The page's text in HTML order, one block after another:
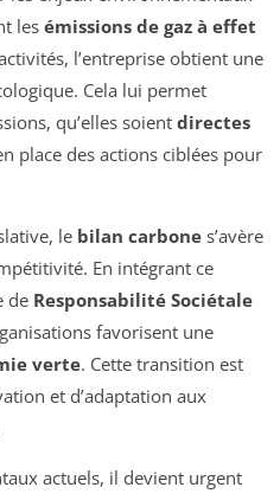
les émissions de gaz à effet
l’entreprise obtient une
Cela lui permet
qu’elles soient directes
place des actions ciblées pour
le bilan carbone s’avère
En intégrant ce
de Responsabilité Sociétale
favorisent une
verte. Cette transition est
et d’adaptation aux
actuels, il devient urgent